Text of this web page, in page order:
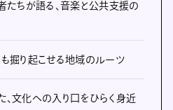
たちが語る、音楽と公共支援の
掘り起こせる地域のルーツ
文化への入り口をひらく身近